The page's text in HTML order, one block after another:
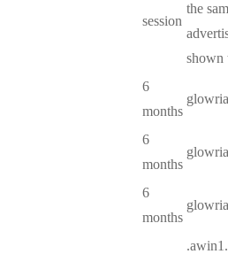
session
the
shown
6
months
6
months
6
months